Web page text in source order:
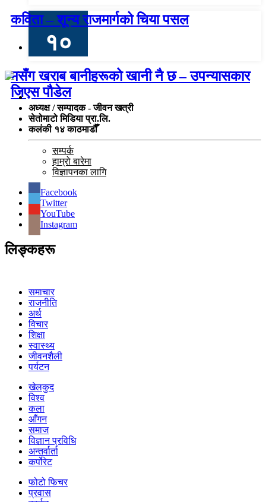
कविता – शून्य राजमार्गको चिया पसल
१०
मसँग खराब बानीहरूको खानी नै छ – उपन्यासकार
जिएस पौडेल
अध्यक्ष / सम्पादक - जीवन खत्री
सेतोमाटो मिडिया प्रा.लि.
कलंकी १४ काठमाडौँ
सम्पर्क
हाम्रो बारेमा
विज्ञापनका लागि
Facebook
Twitter
YouTube
Instagram
लिङ्कहरू
समाचार
राजनीति
अर्थ
विचार
शिक्षा
स्वास्थ्य
जीवनशैली
पर्यटन
खेलकुद
विश्व
कला
आँगन
समाज
विज्ञान प्रविधि
अन्तर्वार्ता
कर्पोरेट
फोटो फिचर
प्रवास